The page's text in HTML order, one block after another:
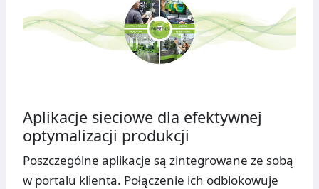
Aplikacje sieciowe dla efektywnej
optymalizacji produkcji
Poszczególne aplikacje są zintegrowane ze sobą
w portalu klienta. Połączenie ich odblokowuje